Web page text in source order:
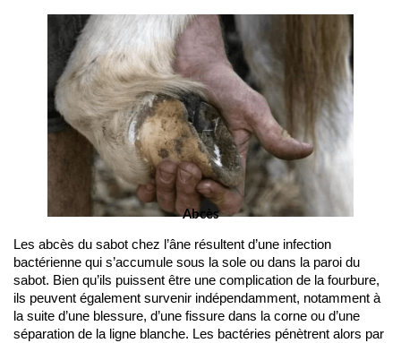
Abcès
Les abcès du sabot chez l’âne résultent d’une infection
bactérienne qui s’accumule sous la sole ou dans la paroi du
sabot. Bien qu’ils puissent être une complication de la fourbure,
ils peuvent également survenir indépendamment, notamment à
la suite d’une blessure, d’une fissure dans la corne ou d’une
séparation de la ligne blanche. Les bactéries pénètrent alors par